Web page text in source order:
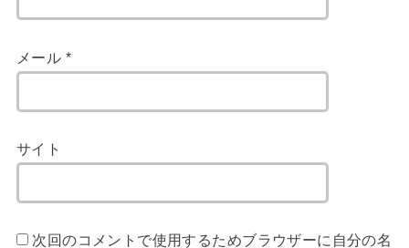
メール *
サイト
次回のコメントで使用するためブラウザーに自分の名